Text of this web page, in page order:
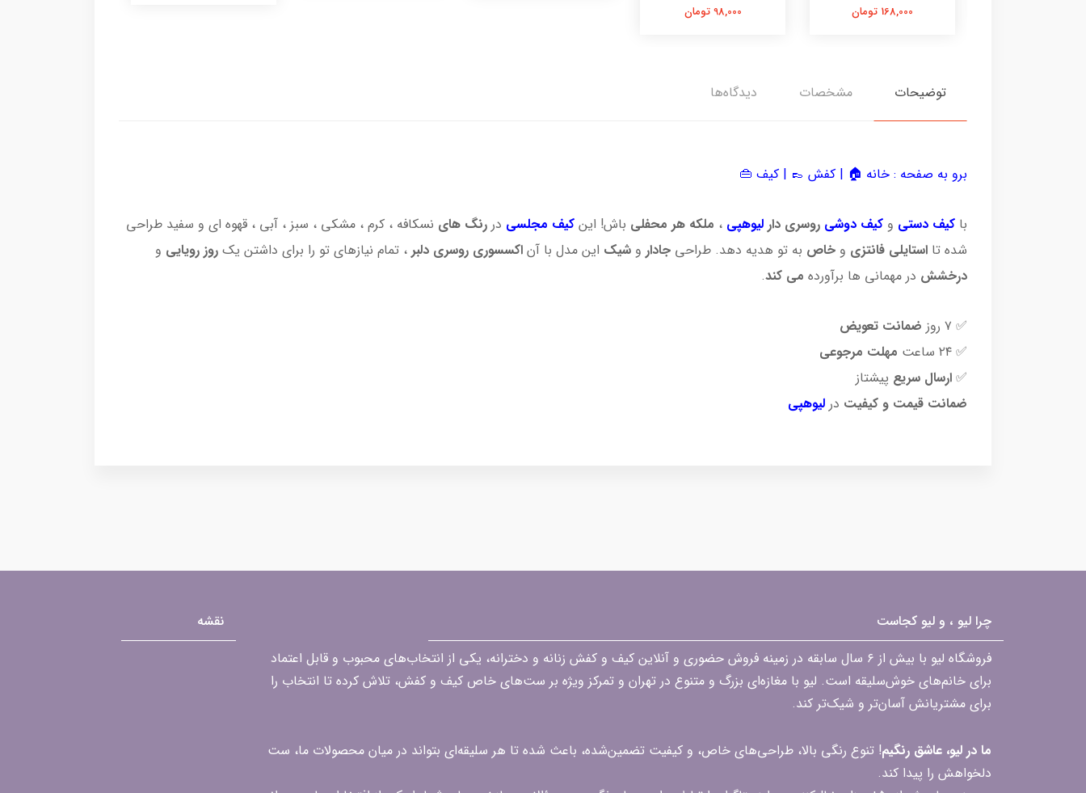
168,000 تومان 98,000 تومان
توضیحات مشخصات دیدگاه‌ها
برو به صفحه : خانه 🏠 | کفش 👞 | کیف 👜
با کیف دستی و کیف دوشی روسری دار لیوهپی ، ملکه هر محفلی باش! این کیف مجلسی در رنگ های نسکافه ، کرم ، مشکی ، سبز ، آبی ، قهوه ای و سفید طراحی
شده تا استایلی فانتزی و خاص به تو هدیه دهد. طراحی جادار و شیک این مدل با آن اکسسوری روسری دلبر ، تمام نیازهای تو را برای داشتن یک روز رویایی و
درخشش در مهمانی ها برآورده می کند.
✅ ۷ روز
ضمانت تعویض
✅ ۲۴ ساعت
مهلت مرجوعی
✅ ارسال سریع پیشتاز
ضمانت قیمت و کیفیت در لیوهپی
چرا لیو ، و لیو کجاست
فروشگاه لیو با بیش از ۶ سال سابقه در زمینه فروش حضوری و آنلاین کیف و کفش زنانه و دخترانه، یکی از انتخاب‌های محبوب و قابل اعتماد
برای خانم‌های خوش‌سلیقه است. لیو با مغازه‌ای بزرگ و متنوع در تهران و تمرکز ویژه بر ست‌های خاص کیف و کفش، تلاش کرده تا انتخاب را
برای مشتریانش آسان‌تر و شیک‌تر کند.
ما در لیو، عاشق رنگیم! تنوع رنگی بالا، طراحی‌های خاص، و کیفیت تضمین‌شده، باعث شده تا هر سلیقه‌ای بتواند در میان محصولات ما، ست
دلخواهش را پیدا کند.
نقشه